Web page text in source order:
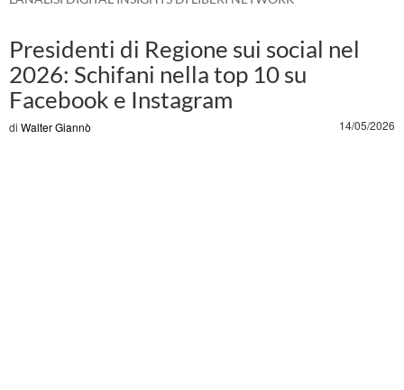
Presidenti di Regione sui social nel
2026: Schifani nella top 10 su
Facebook e Instagram
di Walter Giannò 14/05/2026